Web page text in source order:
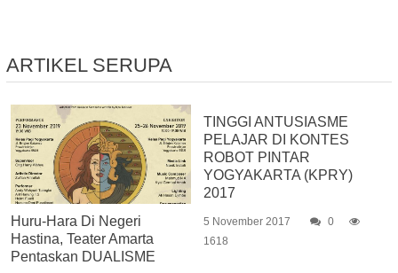
ARTIKEL SERUPA
Huru-Hara Di Negeri
Hastina, Teater Amarta
Pentaskan DUALISME
TINGGI ANTUSIASME
PELAJAR DI KONTES
ROBOT PINTAR
YOGYAKARTA (KPRY)
2017
5 November 2017
0
1618